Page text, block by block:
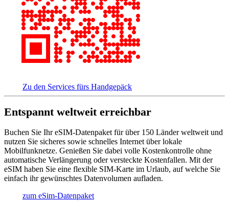
Zu den Services fürs Handgepäck
Entspannt weltweit erreichbar
Buchen Sie Ihr eSIM-Datenpaket für über 150 Länder weltweit und
nutzen Sie sicheres sowie schnelles Internet über lokale
Mobilfunknetze. Genießen Sie dabei volle Kostenkontrolle ohne
automatische Verlängerung oder versteckte Kostenfallen. Mit der
eSIM haben Sie eine flexible SIM-Karte im Urlaub, auf welche Sie
einfach ihr gewünschtes Datenvolumen aufladen.
zum eSim-Datenpaket